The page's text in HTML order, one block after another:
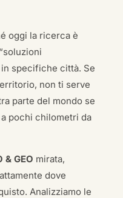
oggi la ricerca è
specifiche città. Se
non ti serve
parte del mondo se
pochi chilometri da
& GEO mirata,
dove
Analizziamo le